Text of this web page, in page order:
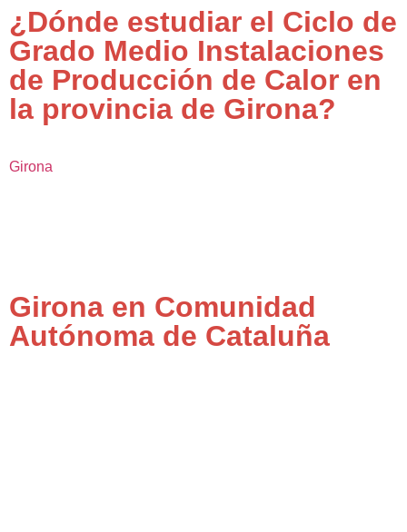
¿Dónde estudiar el Ciclo de
Grado Medio Instalaciones
de Producción de Calor en
la provincia de Girona?
Girona
Girona en Comunidad
Autónoma de Cataluña